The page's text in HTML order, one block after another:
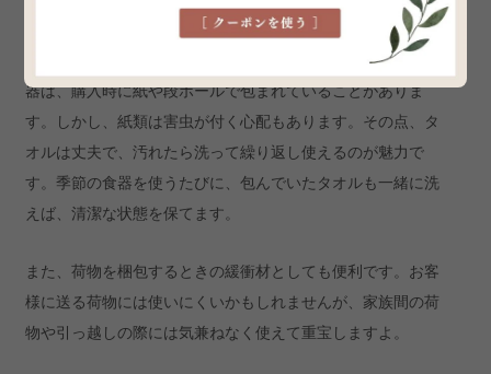
お正月用のお椀やパーティー用のグラスなど、季節ものの食
器は、購入時に紙や段ボールで包まれていることがありま
す。しかし、紙類は害虫が付く心配もあります。その点、タ
オルは丈夫で、汚れたら洗って繰り返し使えるのが魅力で
す。季節の食器を使うたびに、包んでいたタオルも一緒に洗
えば、清潔な状態を保てます。
また、荷物を梱包するときの緩衝材としても便利です。お客
様に送る荷物には使いにくいかもしれませんが、家族間の荷
物や引っ越しの際には気兼ねなく使えて重宝しますよ。